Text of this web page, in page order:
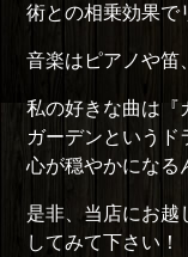
術との相乗効果
音楽はピアノや笛
私の好きな曲は『
ガーデンというド
心が穏やかになる
是非、当店にお越
してみて下さい！